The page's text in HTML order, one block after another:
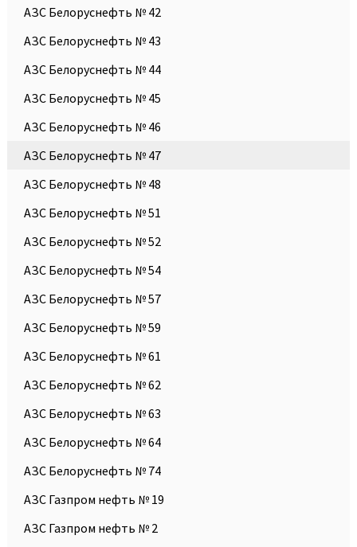
АЗС Белоруснефть № 42
АЗС Белоруснефть № 43
АЗС Белоруснефть № 44
АЗС Белоруснефть № 45
АЗС Белоруснефть № 46
АЗС Белоруснефть № 47
АЗС Белоруснефть № 48
АЗС Белоруснефть № 51
АЗС Белоруснефть № 52
АЗС Белоруснефть № 54
АЗС Белоруснефть № 57
АЗС Белоруснефть № 59
АЗС Белоруснефть № 61
АЗС Белоруснефть № 62
АЗС Белоруснефть № 63
АЗС Белоруснефть № 64
АЗС Белоруснефть № 74
АЗС Газпром нефть № 19
АЗС Газпром нефть № 2